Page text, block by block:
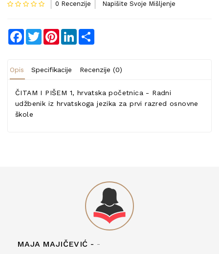
0 Recenzije Napišite Svoje Mišljenje
Facebook
TwitterPinterestLinkedIn
Opis Specifikacije Recenzije (0)
ČITAM I PIŠEM 1, hrvatska početnica - Radni
udžbenik iz hrvatskoga jezika za prvi razred osnovne
škole
MAJA MAJIČEVIĆ - -